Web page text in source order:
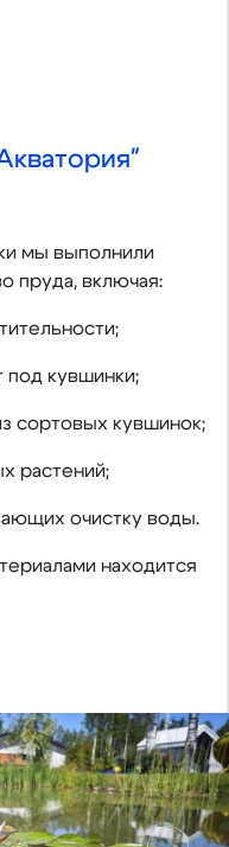
мы выполнили
пруда, включая:
под кувшинки;
сортовых кувшинок;
растений;
очистку воды.
находится